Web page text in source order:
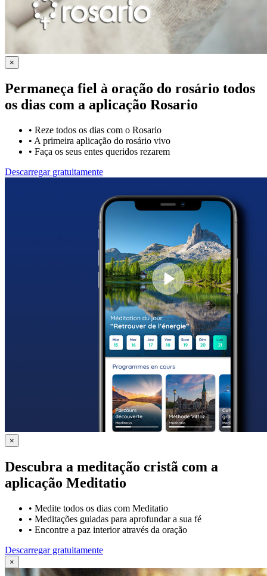
×
Permaneça fiel à oração do rosário todos
os dias com a aplicação Rosario
• Reze todos os dias com o Rosario
• A primeira aplicação do rosário vivo
• Faça os seus entes queridos rezarem
Descarregar gratuitamente
×
Descubra a meditação cristã com a
aplicação Meditatio
• Medite todos os dias com Meditatio
• Meditações guiadas para aprofundar a sua fé
• Encontre a paz interior através da oração
Descarregar gratuitamente
×